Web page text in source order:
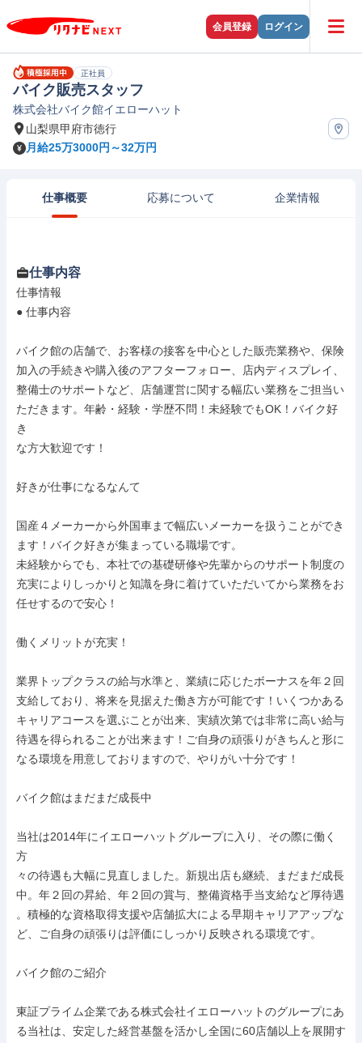
会員登録 ログイン
正社員
バイク販売スタッフ
株式会社バイク館イエローハット
山梨県甲府市徳行
月給25万3000円～32万円
仕事概要 応募について 企業情報
仕事内容
仕事情報
● 仕事内容
バイク館の店舗で、お客様の接客を中心とした販売業務や、保険
加入の手続きや購入後のアフターフォロー、店内ディスプレイ、
整備士のサポートなど、店舗運営に関する幅広い業務をご担当い
ただきます。年齢・経験・学歴不問！未経験でもOK！バイク好
き
な方大歓迎です！
好きが仕事になるなんて
国産４メーカーから外国車まで幅広いメーカーを扱うことができ
ます！バイク好きが集まっている職場です。
未経験からでも、本社での基礎研修や先輩からのサポート制度の
充実によりしっかりと知識を身に着けていただいてから業務をお
任せするので安心！
働くメリットが充実！
業界トップクラスの給与水準と、業績に応じたボーナスを年２回
支給しており、将来を見据えた働き方が可能です！いくつかある
キャリアコースを選ぶことが出来、実績次第では非常に高い給与
待遇を得られることが出来ます！ご自身の頑張りがきちんと形に
なる環境を用意しておりますので、やりがい十分です！
バイク館はまだまだ成長中
当社は2014年にイエローハットグループに入り、その際に働く
方
々の待遇も大幅に見直しました。新規出店も継続、まだまだ成長
中。年２回の昇給、年２回の賞与、整備資格手当支給など厚待遇
。積極的な資格取得支援や店舗拡大による早期キャリアアップな
ど、ご自身の頑張りは評価にしっかり反映される環境です。
バイク館のご紹介
東証プライム企業である株式会社イエローハットのグループにあ
る当社は、安定した経営基盤を活かし全国に60店舗以上を展開す